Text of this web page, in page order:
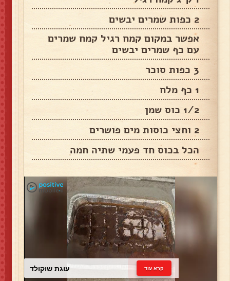
2 כפות שמרים יבשים
אפשר במקום קמח רגיל קמח שמרים
עם כף שמרים יבשים
3 כפות סוכר
1 כף מלח
1/2 כוס שמן
2 וחצי כוסות מים פושרים
הכל בכוס חד פעמי שתיה חמה
עוגת שוקולד קרא עוד